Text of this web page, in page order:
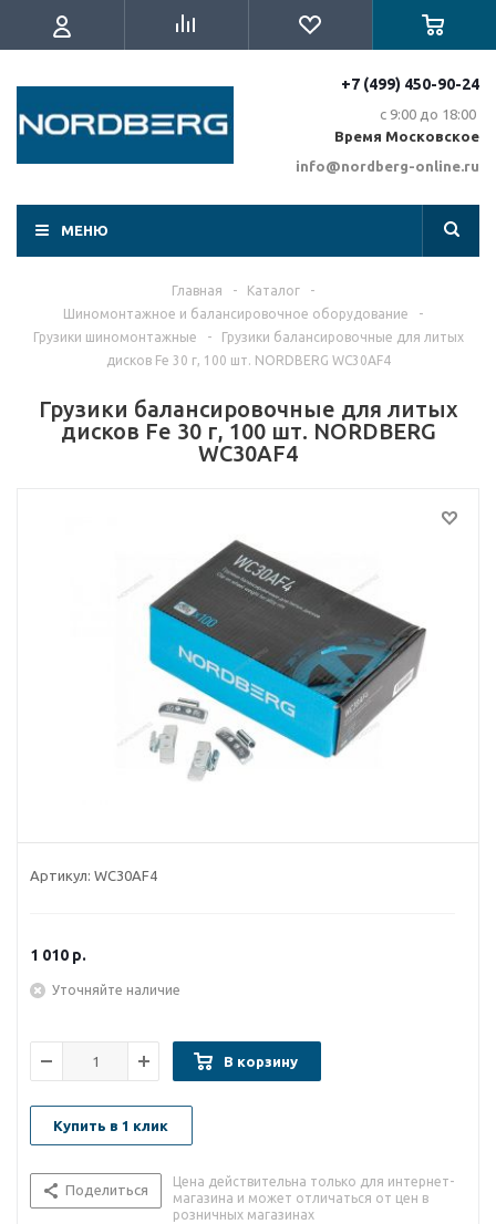
+7 (499) 450-90-24
с 9:00 до 18:00
Время Московское
info@nordberg-online.ru
МЕНЮ
Главная - Каталог
-
Шиномонтажное и балансировочное оборудование
-
Грузики шиномонтажные
-
Грузики балансировочные для литых
дисков Fe 30 г, 100 шт. NORDBERG WC30AF4
Грузики балансировочные для литых
дисков Fe 30 г, 100 шт. NORDBERG
WC30AF4
Артикул: WC30AF4
1 010 р.
Уточняйте наличие
В корзину
Купить в 1 клик
Поделиться
Цена действительна только для интернет-
магазина и может отличаться от цен в
розничных магазинах